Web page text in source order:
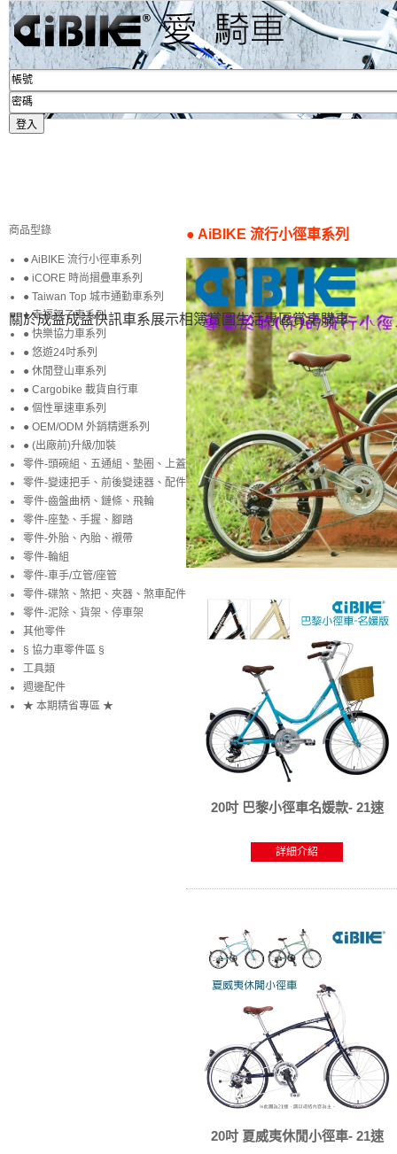
關於成益成益快訊車系展示相簿賞圖生活專區賞車購車
● AiBIKE 流行小徑車系列
20吋 巴黎小徑車名媛款- 21速
詳細介紹
20吋 夏威夷休閒小徑車- 21速
商品型錄
● AiBIKE 流行小徑車系列
● iCORE 時尚摺疊車系列
● Taiwan Top 城市通勤車系列
● 幸福親子車系列
● 快樂協力車系列
● 悠遊24吋系列
● 休閒登山車系列
● Cargobike 載貨自行車
● 個性單速車系列
● OEM/ODM 外銷精選系列
● (出廠前)升級/加裝
零件-頭碗組、五通組、墊圈、上蓋
零件-變速把手、前後變速器、配件
零件-齒盤曲柄、鏈條、飛輪
零件-座墊、手握、腳踏
零件-外胎、內胎、襯帶
零件-輪組
零件-車手/立管/座管
零件-碟煞、煞把、夾器、煞車配件
零件-泥除、貨架、停車架
其他零件
§ 協力車零件區 §
工具類
週邊配件
★ 本期精省專區 ★